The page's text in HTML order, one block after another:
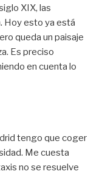
XIX, las
Hoy esto ya está
queda un paisaje
Es preciso
en cuenta lo
tengo que coger
Me cuesta
no se resuelve